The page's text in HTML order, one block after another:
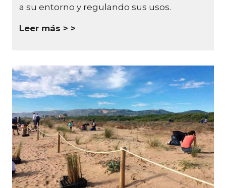
a su entorno y regulando sus usos.
Leer más >